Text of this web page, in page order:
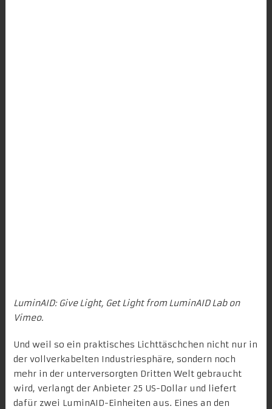
LuminAID: Give Light, Get Lightfrom LuminAID Labon
Vimeo.
Und weil so ein praktisches Lichttäschchen nicht nur in
der vollverkabelten Industriesphäre, sondern noch
mehr in der unterversorgten Dritten Welt gebraucht
wird, verlangt der Anbieter 25 US-Dollar und liefert
dafür zwei LuminAID-Einheiten aus. Eines an den